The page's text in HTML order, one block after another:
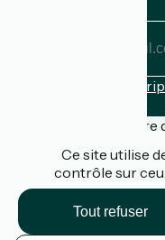
Conditions
Financé dans le
FAQ
Ce site utilise
contrôle sur
Tout refuser